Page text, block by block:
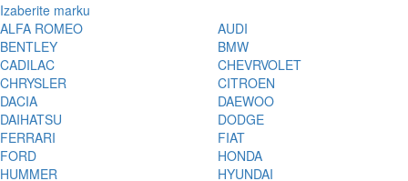
Izaberite marku
ALFA ROMEO
AUDI
BENTLEY
BMW
CADILAC
CHEVRVOLET
CHRYSLER
CITROEN
DACIA
DAEWOO
DAIHATSU
DODGE
FERRARI
FIAT
FORD
HONDA
HUMMER
HYUNDAI